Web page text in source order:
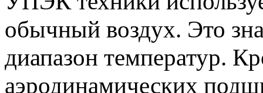
обычный воздух. Это
диапазон температур.
аэродинамических